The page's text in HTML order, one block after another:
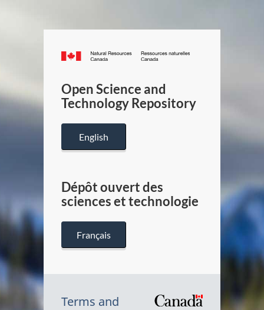
Canada.ca
/
Canada
Open Science and
Technology Repository
English
Dépôt ouvert des
sciences et technologie
Français
Terms and